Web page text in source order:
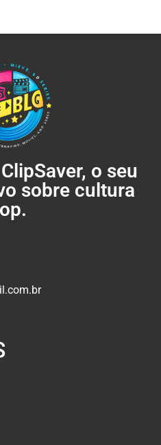
o seu
sobre cultura